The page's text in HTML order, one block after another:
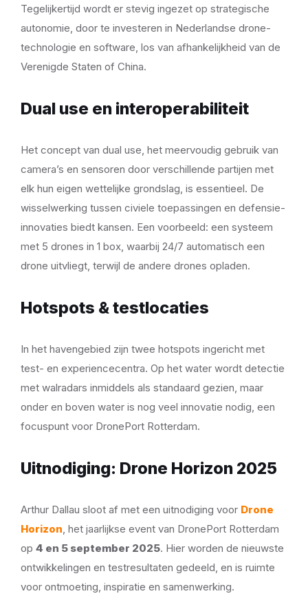
Tegelijkertijd wordt er stevig ingezet op strategische
autonomie, door te investeren in Nederlandse drone-
technologie en software, los van afhankelijkheid van de
Verenigde Staten of China.
Dual use en interoperabiliteit
Het concept van dual use, het meervoudig gebruik van
camera’s en sensoren door verschillende partijen met
elk hun eigen wettelijke grondslag, is essentieel. De
wisselwerking tussen civiele toepassingen en defensie-
innovaties biedt kansen. Een voorbeeld: een systeem
met 5 drones in 1 box, waarbij 24/7 automatisch een
drone uitvliegt, terwijl de andere drones opladen.
Hotspots & testlocaties
In het havengebied zijn twee hotspots ingericht met
test- en experiencecentra. Op het water wordt detectie
met walradars inmiddels als standaard gezien, maar
onder en boven water is nog veel innovatie nodig, een
focuspunt voor DronePort Rotterdam.
Uitnodiging: Drone Horizon 2025
Arthur Dallau sloot af met een uitnodiging voor Drone
Horizon, het jaarlijkse event van DronePort Rotterdam
op 4 en 5 september 2025. Hier worden de nieuwste
ontwikkelingen en testresultaten gedeeld, en is ruimte
voor ontmoeting, inspiratie en samenwerking.